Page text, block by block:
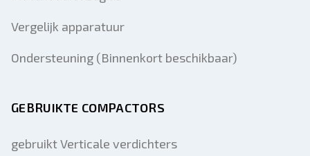
Vergelijk apparatuur
Ondersteuning (Binnenkort beschikbaar)
GEBRUIKTE COMPACTORS
gebruikt Verticale verdichters